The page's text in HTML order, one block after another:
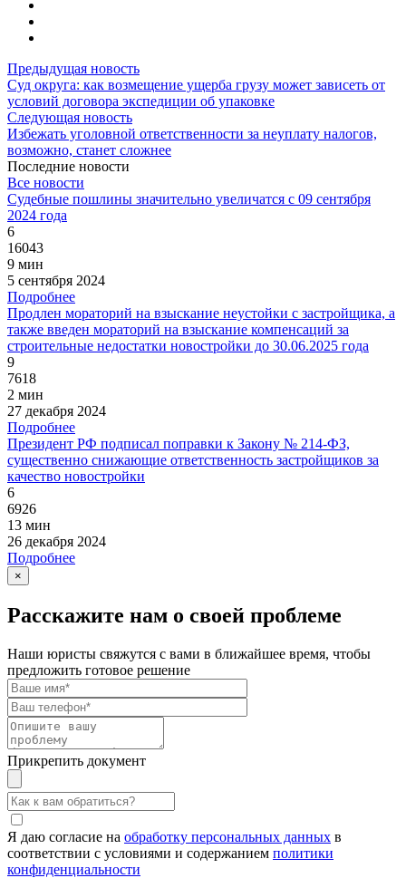
Предыдущая новость
Суд округа: как возмещение ущерба грузу может зависеть от
условий договора экспедиции об упаковке
Следующая новость
Избежать уголовной ответственности за неуплату налогов,
возможно, станет сложнее
Последние новости
Все новости
Судебные пошлины значительно увеличатся с 09 сентября
2024 года
6
16043
9 мин
5 сентября 2024
Подробнее
Продлен мораторий на взыскание неустойки с застройщика, а
также введен мораторий на взыскание компенсаций за
строительные недостатки новостройки до 30.06.2025 года
9
7618
2 мин
27 декабря 2024
Подробнее
Президент РФ подписал поправки к Закону № 214-ФЗ,
существенно снижающие ответственность застройщиков за
качество новостройки
6
6926
13 мин
26 декабря 2024
Подробнее
×
Расскажите нам о своей проблеме
Наши юристы свяжутся с вами в ближайшее время, чтобы
предложить готовое решение
Прикрепить документ
Я даю согласие на обработку персональных данных в
соответствии с условиями и содержанием политики
конфиденциальности